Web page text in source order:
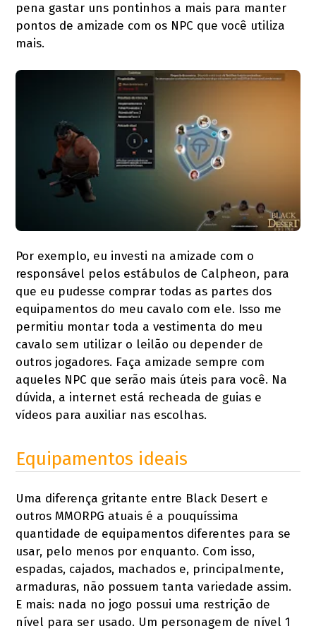
pena gastar uns pontinhos a mais para manter
pontos de amizade com os NPC que você utiliza
mais.
Por exemplo, eu investi na amizade com o
responsável pelos estábulos de Calpheon, para
que eu pudesse comprar todas as partes dos
equipamentos do meu cavalo com ele. Isso me
permitiu montar toda a vestimenta do meu
cavalo sem utilizar o leilão ou depender de
outros jogadores. Faça amizade sempre com
aqueles NPC que serão mais úteis para você. Na
dúvida, a internet está recheada de guias e
vídeos para auxiliar nas escolhas.
Equipamentos ideais
Uma diferença gritante entre Black Desert e
outros MMORPG atuais é a pouquíssima
quantidade de equipamentos diferentes para se
usar, pelo menos por enquanto. Com isso,
espadas, cajados, machados e, principalmente,
armaduras, não possuem tanta variedade assim.
E mais: nada no jogo possui uma restrição de
nível para ser usado. Um personagem de nível 1